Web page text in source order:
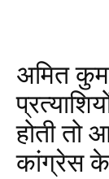
अमित
होती तो
कांग्रेस के